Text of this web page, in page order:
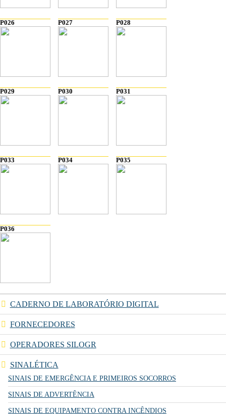
P026 P027 P028
P029 P030 P031
P033 P034 P035
P036
CADERNO DE LABORATÓRIO DIGITAL
FORNECEDORES
OPERADORES SILOGR
SINALÉTICA
SINAIS DE EMERGÊNCIA E PRIMEIROS SOCORROS
SINAIS DE ADVERTÊNCIA
SINAIS DE EQUIPAMENTO CONTRA INCÊNDIOS